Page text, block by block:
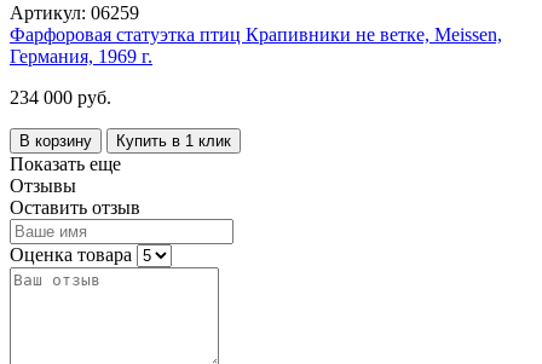
Артикул: 06259
Фарфоровая статуэтка птиц Крапивники не ветке, Meissen,
Германия, 1969 г.
234 000 руб.
В корзину Купить в 1 клик
Показать еще
Отзывы
Оставить отзыв
Оценка товара